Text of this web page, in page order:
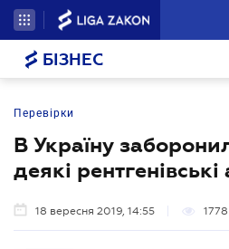
БІЗНЕС
Перевірки
В Україну
деякі
18 вересня 2019, 14:55 1778